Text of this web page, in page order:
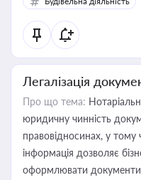
державного майна,
статусу суб'єктів
Легалізація
Про що тема:
юридичну чинність
правовідносинах, у тому
інформація дозволяє
оформлювати документи,